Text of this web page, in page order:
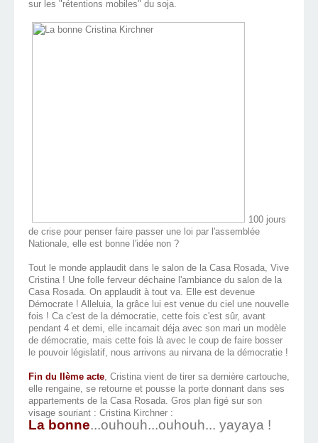
sur les "rétentions mobiles" du soja.
100 jours
de crise pour penser faire passer une loi par l'assemblée
Nationale, elle est bonne l'idée non ?
Tout le monde applaudit dans le salon de la Casa Rosada, Vive
Cristina ! Une folle ferveur déchaine l'ambiance du salon de la
Casa Rosada. On applaudit à tout va. Elle est devenue
Démocrate ! Alleluia, la grâce lui est venue du ciel une nouvelle
fois ! Ca c'est de la démocratie, cette fois c'est sûr, avant
pendant 4 et demi, elle incarnait déja avec son mari un modèle
de démocratie, mais cette fois là avec le coup de faire bosser
le pouvoir législatif, nous arrivons au nirvana de la démocratie !
Fin du IIème acte, Cristina vient de tirer sa dernière cartouche,
elle rengaine, se retourne et pousse la porte donnant dans ses
appartements de la Casa Rosada. Gros plan figé sur son
visage souriant : Cristina Kirchner :
La bonne...ouhouh...ouhouh... yayaya !